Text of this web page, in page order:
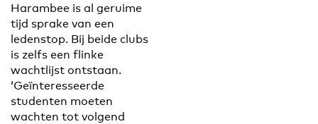
Harambee is al geruime
tijd sprake van een
ledenstop. Bij beide clubs
is zelfs een flinke
wachtlijst ontstaan.
‘Geïnteresseerde
studenten moeten
wachten tot volgend